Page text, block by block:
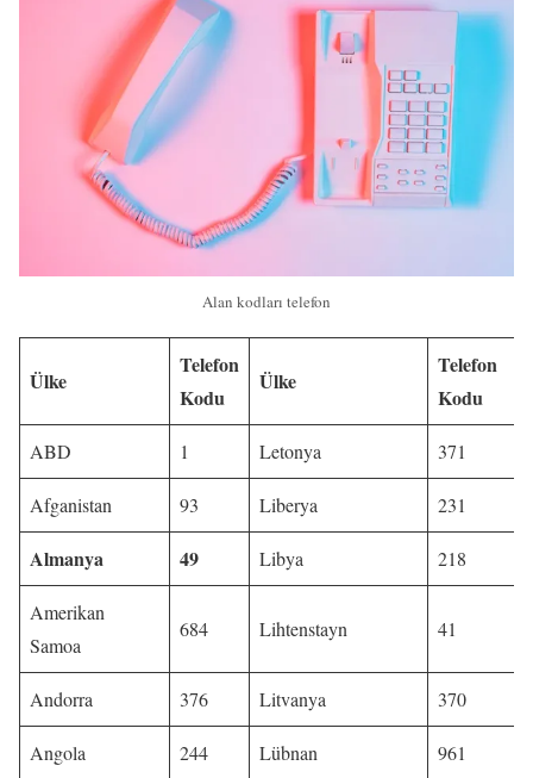
Alan kodları telefon
Ülke
Telefon
Kodu
Ülke
Telefon
Kodu
ABD 1 Letonya 371
Afganistan 93 Liberya 231
Almanya 49 Libya 218
Amerikan
Samoa
684 Lihtenstayn 41
Andorra 376 Litvanya 370
Angola 244 Lübnan 961